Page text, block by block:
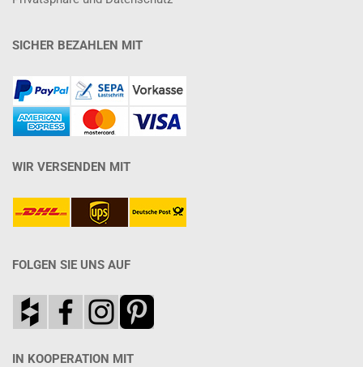
SICHER BEZAHLEN MIT
WIR VERSENDEN MIT
FOLGEN SIE UNS AUF
IN KOOPERATION MIT